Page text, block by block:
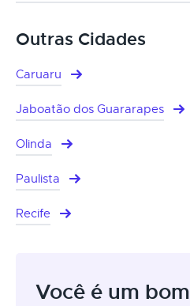
Outras Cidades
Caruaru
Jaboatão dos Guararapes
Olinda
Paulista
Recife
Você é um bom